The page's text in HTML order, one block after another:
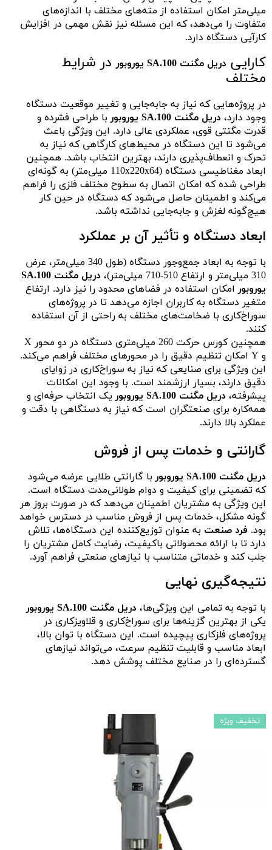
میلی‌متر امکان استفاده از مته‌های مختلف با اندازه‌های
متفاوت را می‌دهد، که این مسئله نیز نقش مهمی در افزایش
کارآیی دستگاه دارد.
کارایی دریل مگنت SA.100 یوروبور
در شرایط
مختلف
در پروژه‌هایی که نیاز به جابه‌جایی و تغییر موقعیت دستگاه
وجود دارد، دریل مگنت SA.100 یوروبور
با طراحی فشرده و
قدرت مگنتی قوی، عملکردی عالی دارد. این ویژگی باعث
می‌شود تا این دستگاه در محیط‌های کارگاهی که نیاز به
تحرک و انعطاف‌پذیری دارند، بهترین انتخاب باشد. همچنین
ابعاد مغناطیسی دستگاه (110x220x64 میلی‌متر) به گونه‌ای
طراحی شده که امکان اتصال به سطوح مختلف فلزی را فراهم
می‌کند و اطمینان حاصل می‌شود که دستگاه در حین کار
هیچ‌گونه لغزش و جابه‌جایی نداشته باشد.
ابعاد دستگاه و تأثیر آن بر عملکرد
با توجه به ابعاد جمع‌وجور دستگاه (طول 340 میلی‌متر، عرض
310 میلی‌متر و ارتفاع 510-710 میلی‌متر)،
دریل مگنت SA.100
یوروبور امکان استفاده در فضاهای محدود را نیز دارد. ارتفاع
متغیر دستگاه به کاربران اجازه می‌دهد تا در پروژه‌های
سوراخ‌کاری با ضخامت‌های مختلف به راحتی از آن استفاده
کنند.
همچنین کورس حرکت 260 میلی‌متری دستگاه در دو محور X
و Y امکان تنظیم دقیق را در محورهای مختلف فراهم می‌کند.
این ویژگی برای صنایعی که نیاز به سوراخ‌کاری در زوایای
دقیق دارند، بسیار ارزشمند است. با وجود این امکانات
پیشرفته، دریل مگنت SA.100 یوروبور
یک انتخاب حرفه‌ای و
همه‌کاره برای صنعتگران است که نیاز به دستگاهی با دقت و
عملکرد بالا دارند.
گارانتی و خدمات پس از فروش
دریل مگنت SA.100 یوروبور
با گارانتی طلایی عرضه می‌شود
که تضمینی برای کیفیت و دوام طولانی‌مدت دستگاه است.
این ویژگی به مشتریان اطمینان می‌دهد که در صورت بروز هر
گونه مشکل، خدمات پس از فروش مناسب در دسترس خواهد
بود. فرد صنعت به عنوان توزیع‌کننده این دستگاه‌ها، تلاش
دارد تا با ارائه محصولاتی باکیفیت، رضایت کامل مشتریان را
جلب کند و خدماتی متناسب با نیازهای صنعتی فراهم آورد.
نتیجه‌گیری نهایی
با توجه به تمامی این ویژگی‌ها، دریل مگنت SA.100 یوروبور
یکی از بهترین گزینه‌ها برای سوراخ‌کاری و قلاویزکاری در
پروژه‌های فلزکاری پیچیده است. این دستگاه با توان بالا،
ابعاد مناسب و قابلیت تنظیم سرعت، می‌تواند نیازهای
گسترده‌ای را در صنایع مختلف پوشش دهد.
تخفیف ویژه